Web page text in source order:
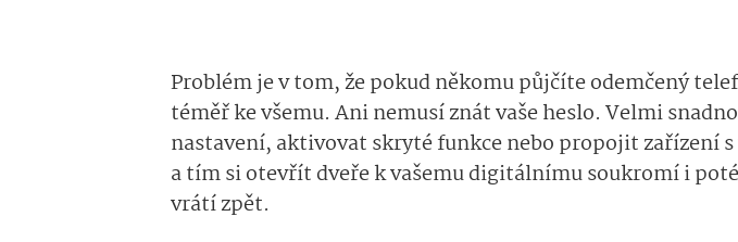
Problém je v tom, že pokud někomu půjčíte odemčený
téměř ke všemu. Ani nemusí znát vaše heslo. Velmi
nastavení, aktivovat skryté funkce nebo propojit zařízení
a tím si otevřít dveře k vašemu digitálnímu soukromí i
vrátí zpět.